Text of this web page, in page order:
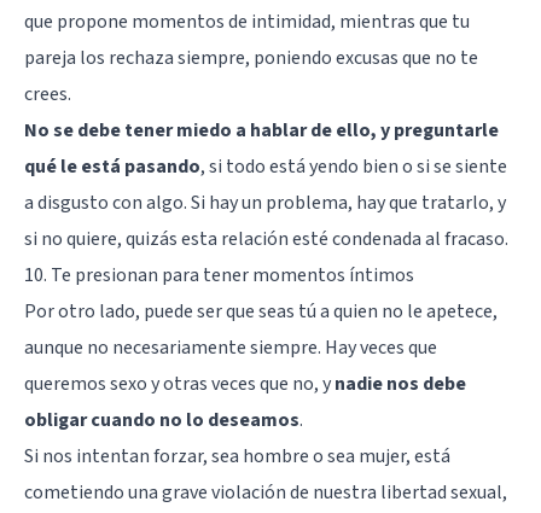
que propone momentos de intimidad, mientras que tu
pareja los rechaza siempre, poniendo excusas que no te
crees.
No se debe tener miedo a hablar de ello, y preguntarle
qué le está pasando, si todo está yendo bien o si se siente
a disgusto con algo. Si hay un problema, hay que tratarlo, y
si no quiere, quizás esta relación esté condenada al fracaso.
10. Te presionan para tener momentos íntimos
Por otro lado, puede ser que seas tú a quien no le apetece,
aunque no necesariamente siempre. Hay veces que
queremos sexo y otras veces que no, ynadie nos debe
obligar cuando no lo deseamos.
Si nos intentan forzar, sea hombre o sea mujer, está
cometiendo una grave violación de nuestra libertad sexual,